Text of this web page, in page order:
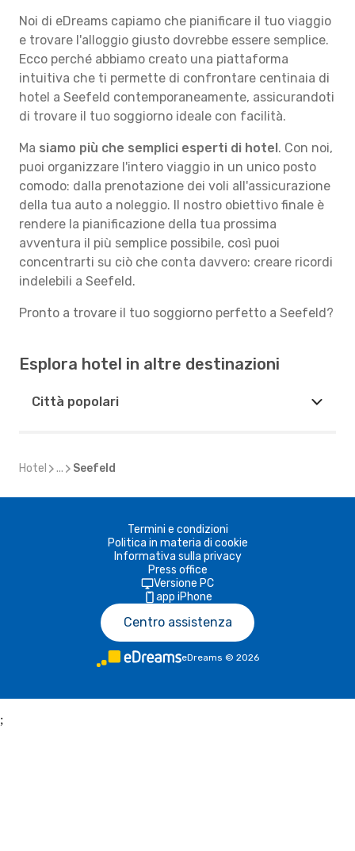
Noi di eDreams capiamo che pianificare il tuo viaggio
e trovare l'alloggio giusto dovrebbe essere semplice.
Ecco perché abbiamo creato una piattaforma
intuitiva che ti permette di confrontare centinaia di
hotel a Seefeld contemporaneamente, assicurandoti
di trovare il tuo soggiorno ideale con facilità.
Ma siamo più che semplici esperti di hotel. Con noi,
puoi organizzare l'intero viaggio in un unico posto
comodo: dalla prenotazione dei voli all'assicurazione
della tua auto a noleggio. Il nostro obiettivo finale è
rendere la pianificazione della tua prossima
avventura il più semplice possibile, così puoi
concentrarti su ciò che conta davvero: creare ricordi
indelebili a Seefeld.
Pronto a trovare il tuo soggiorno perfetto a Seefeld?
Esplora hotel in altre destinazioni
Città popolari
Hotel ... Seefeld
Termini e condizioni
Politica in materia di cookie
Informativa sulla privacy
Press office
Versione PC
app iPhone
Centro assistenza
eDreams © 2026
;